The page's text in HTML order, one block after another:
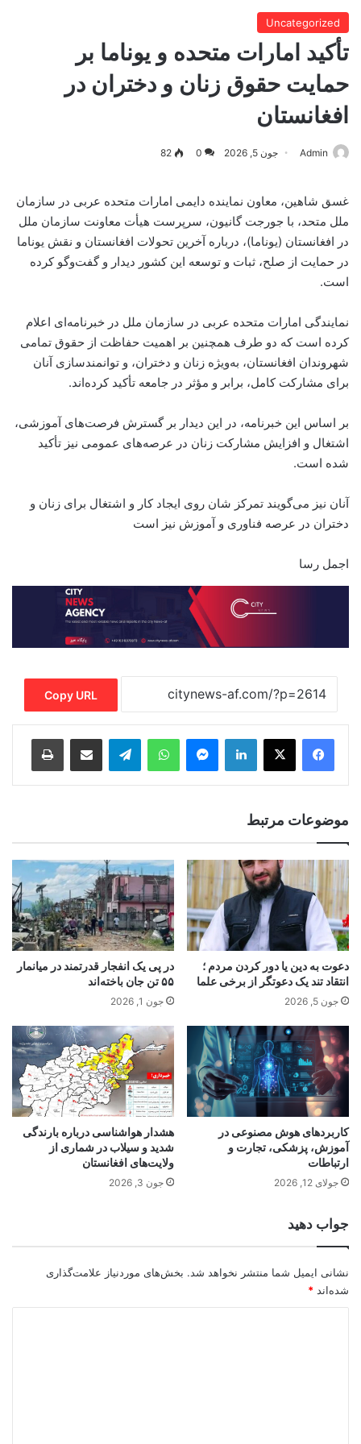
Uncategorized
تأکید امارات متحده و یوناما بر
حمایت حقوق زنان و دختران در
افغانستان
Admin جون 5, 2026 0
82
غسق شاهین، معاون نماینده دایمی امارات متحده عربی در سازمان
ملل متحد، با جورجت گانیون، سرپرست هیأت معاونت سازمان ملل
در افغانستان (یوناما)، درباره آخرین تحولات افغانستان و نقش یوناما
در حمایت از صلح، ثبات و توسعه این کشور دیدار و گفت‌وگو کرده
است.
نمایندگی امارات متحده عربی در سازمان ملل در خبرنامه‌ای اعلام
کرده است که دو طرف همچنین بر اهمیت حفاظت از حقوق تمامی
شهروندان افغانستان، به‌ویژه زنان و دختران، و توانمندسازی آنان
برای مشارکت کامل، برابر و مؤثر در جامعه تأکید کرده‌اند.
بر اساس این خبرنامه، در این دیدار بر گسترش فرصت‌های آموزشی،
اشتغال و افزایش مشارکت زنان در عرصه‌های عمومی نیز تأکید
شده است.
آنان نیز می‌گویند تمرکز شان روی ایجاد کار و اشتغال برای زنان و
دختران در عرصه فناوری و آموزش نیز است
اجمل رسا
Copy URL
LinkedIn
Messenger
WhatsApp
Telegram
Share via Email
Print
موضوعات مرتبط
دعوت به دین یا دور کردن مردم ؛
انتقاد تند یک دعوتگر از برخی علما
جون 5, 2026
در پی یک انفجار قدرتمند در میانمار
۵۵‌ تن جان باخته‌اند
جون 1, 2026
کاربردهای هوش مصنوعی در
آموزش، پزشکی، تجارت و
ارتباطات
جولای 12, 2026
هشدار هواشناسی درباره بارندگی
شدید و سیلاب در شماری از
ولایت‌های افغانستان
جون 3, 2026
جواب دهید
نشانی ایمیل شما منتشر نخواهد شد. بخش‌های موردنیاز علامت‌گذاری
شده‌اند *